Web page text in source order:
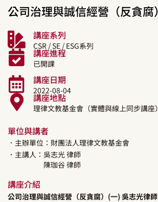
公司治理與誠信經營（反貪腐）
講座系列
CSR / SE / ESG系列
講座進程
已開課
講座日期
2022-08-04
講座地點
理律文教基金會（實體與線上同步講座）
單位與講者
．主辦單位：財團法人理律文教基金會
．主講人： 吳志光律師
陳珈谷律師
講座介紹
公司治理與誠信經營（反貪腐）(一) 吳志光律師